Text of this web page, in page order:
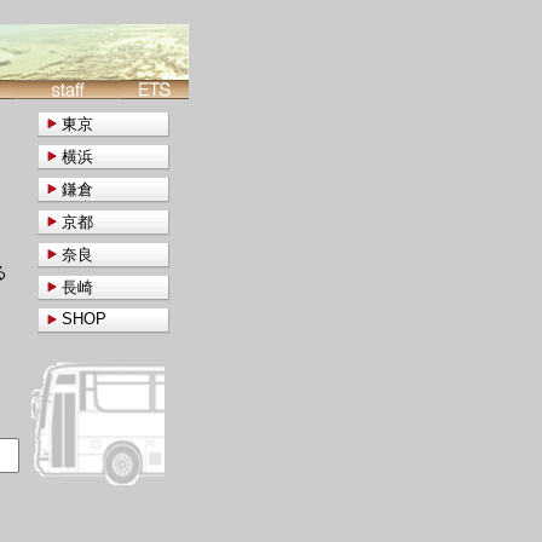
東京
横浜
鎌倉
京都
奈良
長崎
SHOP